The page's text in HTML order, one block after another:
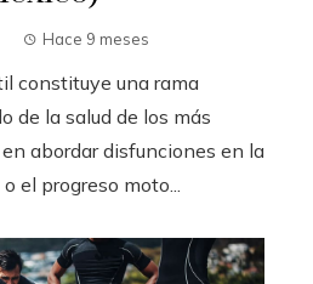
Hace 9 meses
constituye una rama
de la salud de los más
abordar disfunciones en la
el progreso moto...